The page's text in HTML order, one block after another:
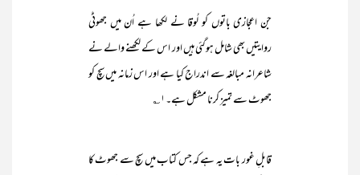
جن اعجازی باتوں کو لُوقا نے لکھا ہے اُن میں جھوٹی
روایتیں بھی شامل ہوگئی ہیں اور اس کے لکھنے والے نے
شاعرانہ مبالغہ سے اندراج کیا ہے اور اس زمانہ میں سچ کو
جھوٹ سے تمیز کرنا مشکل ہے۔۱؎
قابلِ غور بات یہ ہے کہ جس کتاب میں سچ سے جھوٹ کا